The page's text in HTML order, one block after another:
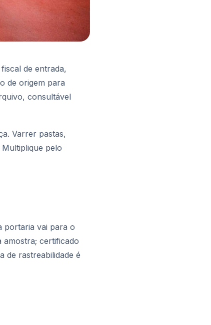
de entrada,
de origem para
consultável
Varrer pastas,
pelo
portaria vai para o
amostra; certificado
de rastreabilidade é